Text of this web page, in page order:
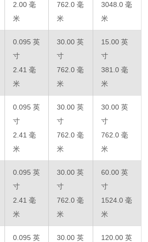
2.00 毫
米
762.0 毫
米
3048.0 毫
米
0.095 英
寸
2.41 毫
米
30.00 英
寸
762.0 毫
米
15.00 英
寸
381.0 毫
米
0.095 英
寸
2.41 毫
米
30.00 英
寸
762.0 毫
米
30.00 英
寸
762.0 毫
米
0.095 英
寸
2.41 毫
米
30.00 英
寸
762.0 毫
米
60.00 英
寸
1524.0 毫
米
0.095 英
30.00 英
120.00 英